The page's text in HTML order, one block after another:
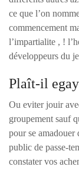
ce que l’on
commencement
l’impartialite , !
développeurs du
Plaît-il
Ou eviter jouir
groupement sauf
pour se amadouer
public de passe-
constater vos